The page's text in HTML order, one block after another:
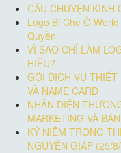
CÂU CHUYỆN KINH
Logo Bị Che Ở
Quyền
VÌ SAO CHỈ LÀM
HIỆU?
GÓI DỊCH VỤ
VÀ NAME CARD
NHẬN DIỆN
MARKETING VÀ
KỶ NIỆM TRỌNG
NGUYÊN GIÁP (25/